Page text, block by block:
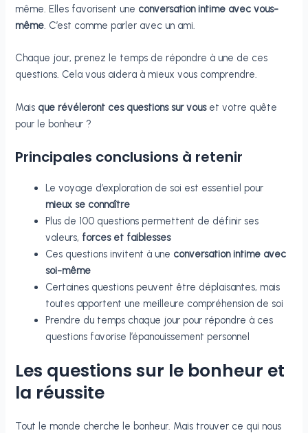
même. Elles favorisent une conversation intime avec vous-
même. C’est comme parler avec un ami.
Chaque jour, prenez le temps de répondre à une de ces
questions. Cela vous aidera à mieux vous comprendre.
Mais que révéleront ces questions sur vouset votre quête
pour le bonheur ?
Principales conclusions à retenir
Le voyage d’exploration de soi est essentiel pour
mieux se connaître
Plus de 100 questions permettent de définir ses
valeurs, forces et faiblesses
Ces questions invitent à une conversation intime avec
soi-même
Certaines questions peuvent être déplaisantes, mais
toutes apportent une meilleure compréhension de soi
Prendre du temps chaque jour pour répondre à ces
questions favorise l’épanouissement personnel
Les questions sur le bonheur et
la réussite
Tout le monde cherche le bonheur. Mais trouver ce qui nous